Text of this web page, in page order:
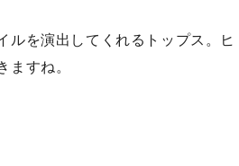
ルを演出してくれるトップス。ヒ
ますね。